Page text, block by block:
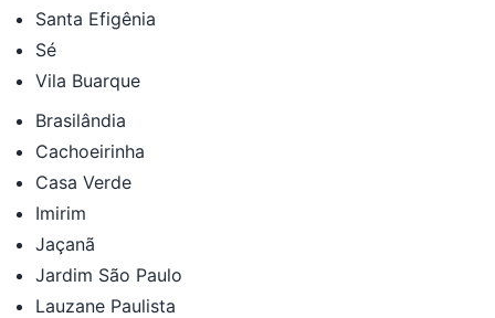
Santa Efigênia
Sé
Vila Buarque
Brasilândia
Cachoeirinha
Casa Verde
Imirim
Jaçanã
Jardim São Paulo
Lauzane Paulista